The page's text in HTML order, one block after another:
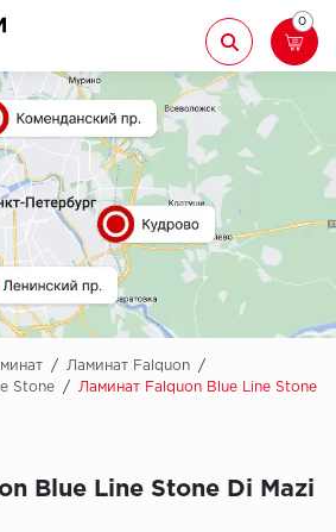
Назад
Aberhof
Adelar
Alfa
AllureFloor
Alpine floor
0
/ Ламинат Falquon
/
Stone
/
Ламинат Falquon Blue Line Stone
Blue Line Stone Di Mazi